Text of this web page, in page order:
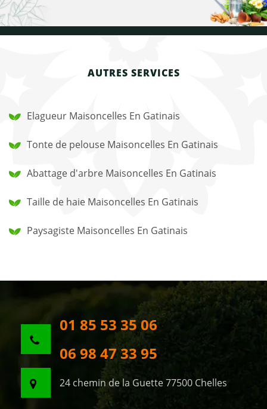
AUTRES SERVICES
Elagueur Maisoncelles En Gatinais
Tonte de pelouse Maisoncelles En Gatinais
Abattage d'arbre Maisoncelles En Gatinais
Taille de haie Maisoncelles En Gatinais
Paysagiste Maisoncelles En Gatinais
01 85 53 35 06
06 98 47 33 95
24 chemin de la Guette 77500 Chelles